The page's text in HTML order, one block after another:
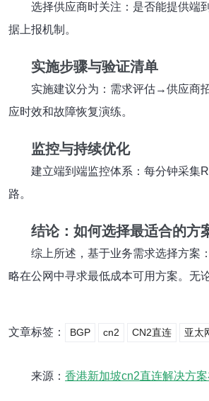
选择供应商时关注：是否能提供端
据上报机制。
实施步骤与验证清单
实施建议分为：需求评估→供应商
应时效和故障恢复演练。
监控与持续优化
建立端到端监控体系：每分钟采集
路。
结论：如何选择最适合的方
综上所述，基于业务需求选择方案
略在公网中寻求最低成本可用方案。无
文章标签： BGP cn2 CN2直连 亚太
来源： 香港新加坡cn2直连解决方